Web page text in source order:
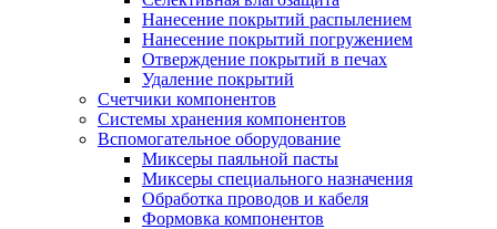
Нанесение покрытий распылением
Нанесение покрытий погружением
Отверждение покрытий в печах
Удаление покрытий
Счетчики компонентов
Системы хранения компонентов
Вспомогательное оборудование
Миксеры паяльной пасты
Миксеры специального назначения
Обработка проводов и кабеля
Формовка компонентов